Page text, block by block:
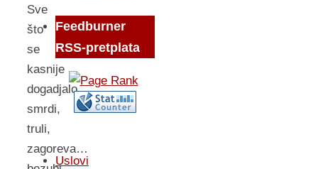
Sve
što
se
kasnije
dogadjalo,
smrdi,
truli,
zagoreva…
Feedburner
RSS-pretplata
Uslovi